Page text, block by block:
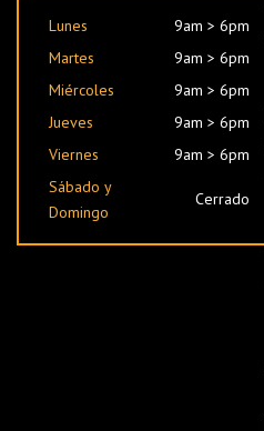
Lunes
9am > 6pm
Martes
9am > 6pm
Miércoles
9am > 6pm
Jueves
9am > 6pm
Viernes
9am > 6pm
Sábado y
Domingo
Cerrado